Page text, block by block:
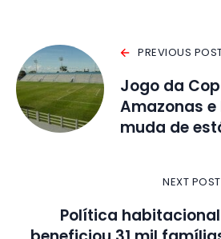
PREVIOUS
Jogo da
Amazonas e
muda de
NEXT POST
Política